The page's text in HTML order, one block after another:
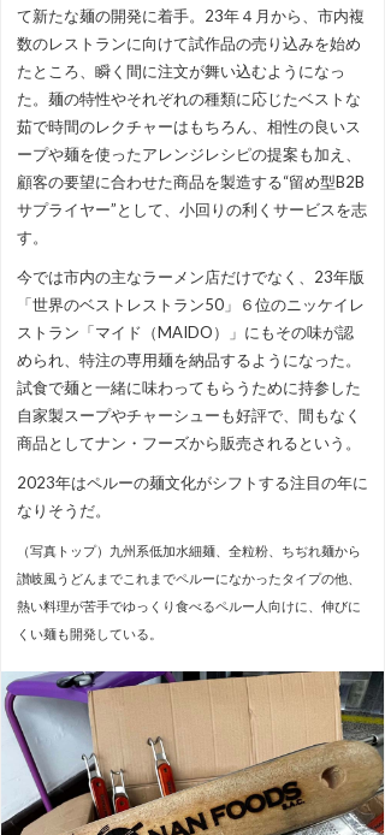
て新たな麺の開発に着手。23年４月から、市内複
数のレストランに向けて試作品の売り込みを始め
たところ、瞬く間に注文が舞い込むようになっ
た。麺の特性やそれぞれの種類に応じたベストな
茹で時間のレクチャーはもちろん、相性の良いス
ープや麺を使ったアレンジレシピの提案も加え、
顧客の要望に合わせた商品を製造する“留め型B2B
サプライヤー”として、小回りの利くサービスを志
す。
今では市内の主なラーメン店だけでなく、23年版
「世界のベストレストラン50」６位のニッケイレ
ストラン「マイド（MAIDO）」にもその味が認
められ、特注の専用麺を納品するようになった。
試食で麺と一緒に味わってもらうために持参した
自家製スープやチャーシューも好評で、間もなく
商品としてナン・フーズから販売されるという。
2023年はペルーの麺文化がシフトする注目の年に
なりそうだ。
（写真トップ）九州系低加水細麺、全粒粉、ちぢれ麺から
讃岐風うどんまでこれまでペルーになかったタイプの他、
熱い料理が苦手でゆっくり食べるペルー人向けに、伸びに
くい麺も開発している。